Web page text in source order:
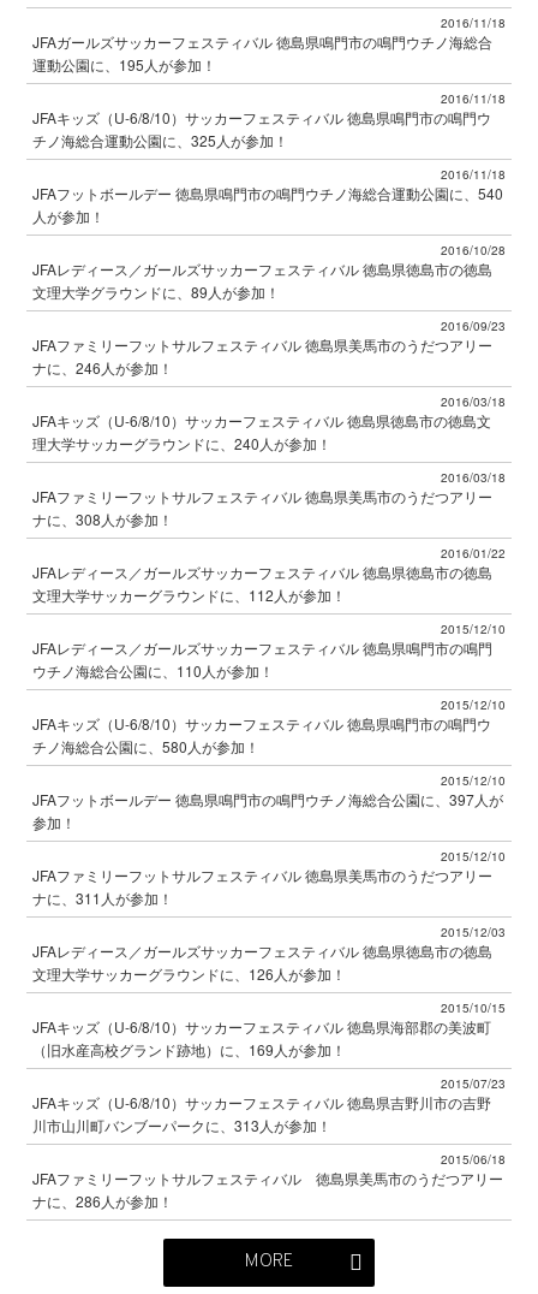
2016/11/18
JFAガールズサッカーフェスティバル 徳島県鳴門市の鳴門ウチノ海総合
運動公園に、195人が参加！
2016/11/18
JFAキッズ（U-6/8/10）サッカーフェスティバル 徳島県鳴門市の鳴門ウ
チノ海総合運動公園に、325人が参加！
2016/11/18
JFAフットボールデー 徳島県鳴門市の鳴門ウチノ海総合運動公園に、540
人が参加！
2016/10/28
JFAレディース／ガールズサッカーフェスティバル 徳島県徳島市の徳島
文理大学グラウンドに、89人が参加！
2016/09/23
JFAファミリーフットサルフェスティバル 徳島県美馬市のうだつアリー
ナに、246人が参加！
2016/03/18
JFAキッズ（U-6/8/10）サッカーフェスティバル 徳島県徳島市の徳島文
理大学サッカーグラウンドに、240人が参加！
2016/03/18
JFAファミリーフットサルフェスティバル 徳島県美馬市のうだつアリー
ナに、308人が参加！
2016/01/22
JFAレディース／ガールズサッカーフェスティバル 徳島県徳島市の徳島
文理大学サッカーグラウンドに、112人が参加！
2015/12/10
JFAレディース／ガールズサッカーフェスティバル 徳島県鳴門市の鳴門
ウチノ海総合公園に、110人が参加！
2015/12/10
JFAキッズ（U-6/8/10）サッカーフェスティバル 徳島県鳴門市の鳴門ウ
チノ海総合公園に、580人が参加！
2015/12/10
JFAフットボールデー 徳島県鳴門市の鳴門ウチノ海総合公園に、397人が
参加！
2015/12/10
JFAファミリーフットサルフェスティバル 徳島県美馬市のうだつアリー
ナに、311人が参加！
2015/12/03
JFAレディース／ガールズサッカーフェスティバル 徳島県徳島市の徳島
文理大学サッカーグラウンドに、126人が参加！
2015/10/15
JFAキッズ（U-6/8/10）サッカーフェスティバル 徳島県海部郡の美波町
（旧水産高校グランド跡地）に、169人が参加！
2015/07/23
JFAキッズ（U-6/8/10）サッカーフェスティバル 徳島県吉野川市の吉野
川市山川町バンブーパークに、313人が参加！
2015/06/18
JFAファミリーフットサルフェスティバル 徳島県美馬市のうだつアリー
ナに、286人が参加！
MORE